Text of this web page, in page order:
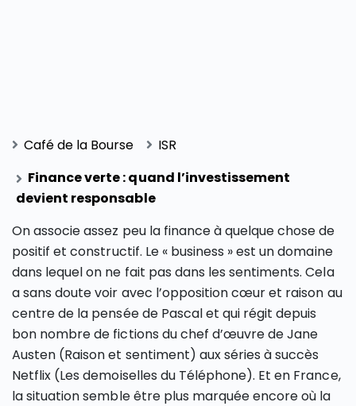
Café de la Bourse
ISR
Finance verte : quand l’investissement
devient responsable
On associe assez peu la finance à quelque chose de
positif et constructif. Le « business » est un domaine
dans lequel on ne fait pas dans les sentiments. Cela
a sans doute voir avec l’opposition cœur et raison au
centre de la pensée de Pascal et qui régit depuis
bon nombre de fictions du chef d’œuvre de Jane
Austen (Raison et sentiment) aux séries à succès
Netflix (Les demoiselles du Téléphone). Et en France,
la situation semble être plus marquée encore où la